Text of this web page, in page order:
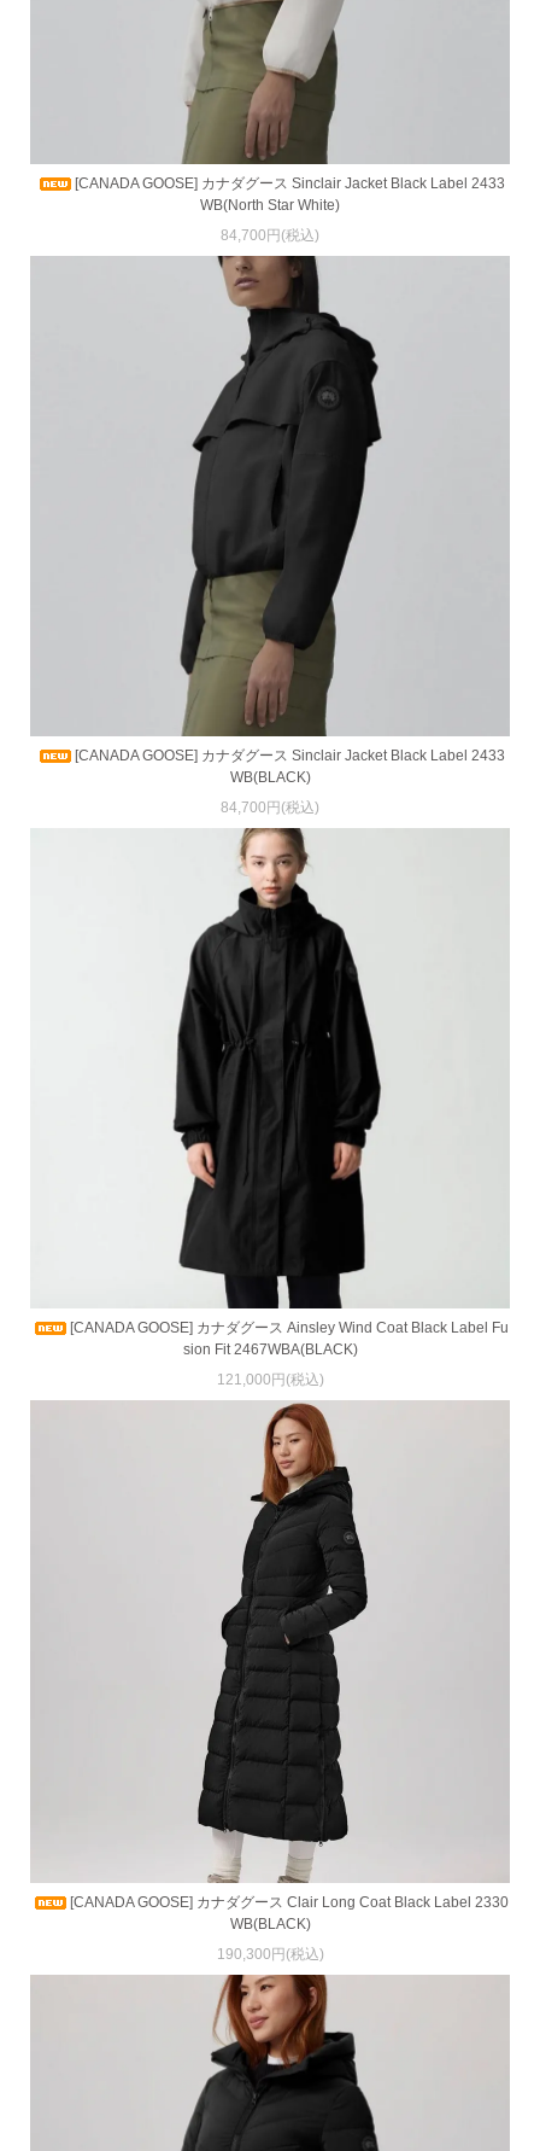
[CANADA GOOSE] カナダグース Sinclair Jacket Black Label 2433
WB(North Star White)
84,700円(税込)
[CANADA GOOSE] カナダグース Sinclair Jacket Black Label 2433
WB(BLACK)
84,700円(税込)
[CANADA GOOSE] カナダグース Ainsley Wind Coat Black Label Fu
sion Fit 2467WBA(BLACK)
121,000円(税込)
[CANADA GOOSE] カナダグース Clair Long Coat Black Label 2330
WB(BLACK)
190,300円(税込)